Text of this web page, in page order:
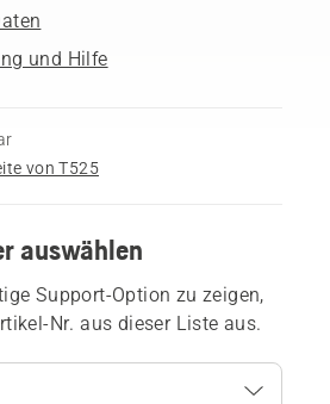
und Hilfe
von T525
auswählen
Support-Option zu zeigen,
Nr. aus dieser Liste aus.